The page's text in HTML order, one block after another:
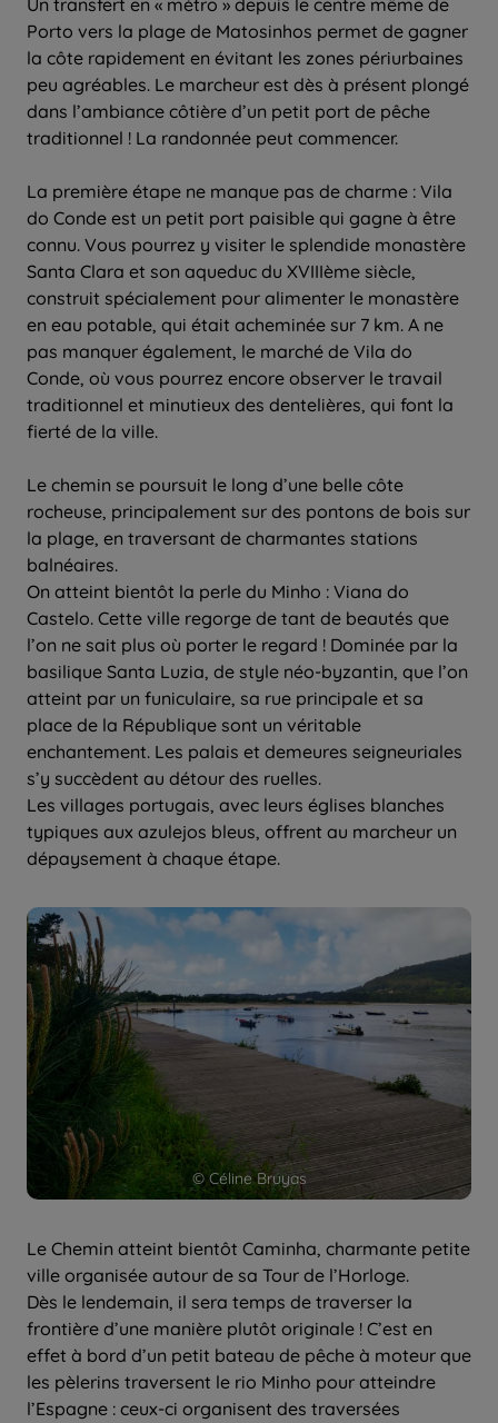
© Céline Bruyas
Un transfert en « métro » depuis le centre même de
Porto vers la plage de Matosinhos permet de gagner
la côte rapidement en évitant les zones périurbaines
peu agréables. Le marcheur est dès à présent plongé
dans l’ambiance côtière d’un petit port de pêche
traditionnel ! La randonnée peut commencer.
La première étape ne manque pas de charme : Vila
do Conde est un petit port paisible qui gagne à être
connu. Vous pourrez y visiter le splendide monastère
Santa Clara et son aqueduc du XVIIIème siècle,
construit spécialement pour alimenter le monastère
en eau potable, qui était acheminée sur 7 km. A ne
pas manquer également, le marché de Vila do
Conde, où vous pourrez encore observer le travail
traditionnel et minutieux des dentelières, qui font la
fierté de la ville.
Le chemin se poursuit le long d’une belle côte
rocheuse, principalement sur des pontons de bois sur
la plage, en traversant de charmantes stations
balnéaires.
On atteint bientôt la perle du Minho : Viana do
Castelo. Cette ville regorge de tant de beautés que
l’on ne sait plus où porter le regard ! Dominée par la
basilique Santa Luzia, de style néo-byzantin, que l’on
atteint par un funiculaire, sa rue principale et sa
place de la République sont un véritable
enchantement. Les palais et demeures seigneuriales
s’y succèdent au détour des ruelles.
Les villages portugais, avec leurs églises blanches
typiques aux azulejos bleus, offrent au marcheur un
dépaysement à chaque étape.
Le Chemin atteint bientôt Caminha, charmante petite
ville organisée autour de sa Tour de l’Horloge.
Dès le lendemain, il sera temps de traverser la
frontière d’une manière plutôt originale ! C’est en
effet à bord d’un petit bateau de pêche à moteur que
les pèlerins traversent le rio Minho pour atteindre
l’Espagne : ceux-ci organisent des traversées